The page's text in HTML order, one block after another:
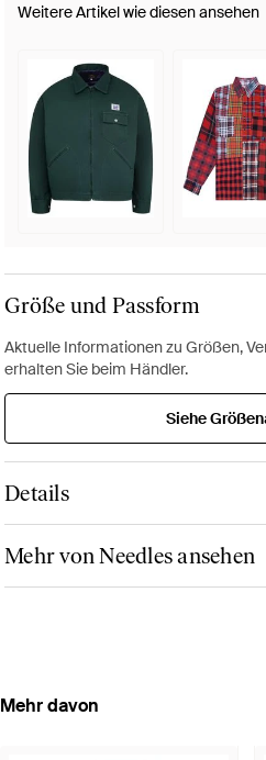
Weitere Artikel wie diesen ansehen
Größe und Passform
Aktuelle Informationen zu Größen,
erhalten Sie beim Händler.
Siehe
Details
Mehr von Needles ansehen
Mehr davon